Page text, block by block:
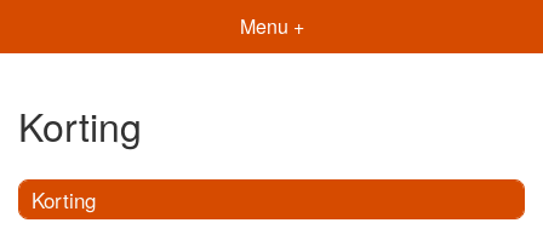
Menu +
Korting
Korting